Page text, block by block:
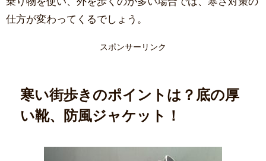
仕方が変わってくるでしょう。
スポンサーリンク
寒い街歩きのポイントは？底の厚
い靴、防風ジャケット！